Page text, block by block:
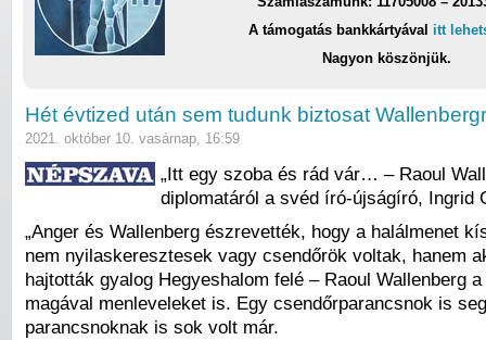
A támogatás bankkártyával itt
Nagyon köszönjük.
Hét évtized után sem tudunk biztosat
2021. október 10. vasárnap, 16:59
„Itt egy szoba és rád vár… – Raoul
diplomatáról a svéd író-újságíró, Ingrid
„Anger és Wallenberg észrevették, hogy a halálmenet
nem nyilaskeresztesek vagy csendőrök voltak, hanem
hajtották gyalog Hegyeshalom felé – Raoul
magával menleveleket is. Egy csendőrparancsnok is
parancsnoknak is sok volt már.